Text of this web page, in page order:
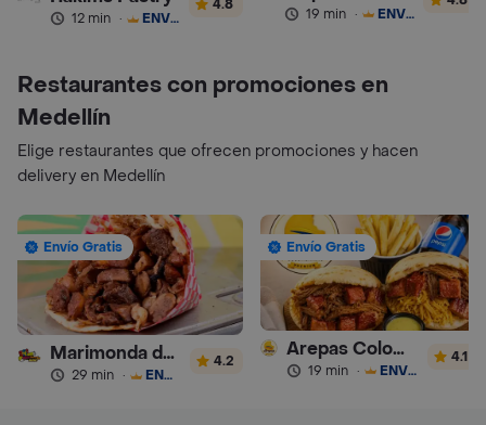
12 min · ENVÍO GRATIS
4.8
19 min · ENVÍO GRATIS
Restaurantes con promociones en
Medellín
Elige restaurantes que ofrecen promociones y hacen
delivery en Medellín
Envío Gratis
Marimonda del Mono
29 min · ENVÍO GRATIS
4.2
Envío Gratis
Arepas Colombianas Premium
19 min · ENVÍO GRATIS
4.1